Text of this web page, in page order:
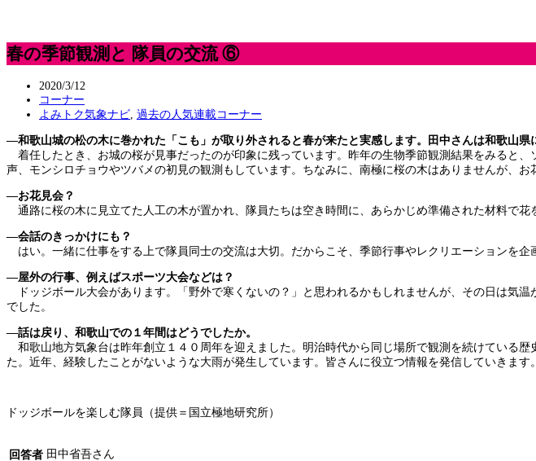
春の季節観測と 隊員の交流 ⑥
2020/3/12
コーナー
よみトク気象ナビ 過去の人気連載コーナー
―和歌山城の松の木に巻かれた「こも」が取り外されると春が来たと実感します。田中さんは和歌山県
着任したとき、お城の桜が見事だったのが印象に残っています。昨年の生物季節観測結果をみると
声、モンシロチョウやツバメの初見の観測もしています。ちなみに、南極に桜の木はありませんが、お
―お花見会？
通路に桜の木に見立てた人工の木が置かれ、隊員たちは空き時間に、あらかじめ準備された材料で花
―会話のきっかけにも？
はい。一緒に仕事をする上で隊員同士の交流は大切。だからこそ、季節行事やレクリエーションを企
―屋外の行事、例えばスポーツ大会などは？
ドッジボール大会があります。「野外で寒くないの？」と思われるかもしれませんが、その日は気
でした。
―話は戻り、和歌山での１年間はどうでしたか。
和歌山地方気象台は昨年創立１４０周年を迎えました。明治時代から同じ場所で観測を続けている
た。近年、経験したことがないような大雨が発生しています。皆さんに役立つ情報を発信していきます。
ドッジボールを楽しむ隊員（提供＝国立極地研究所）
回答者 田中省吾さん